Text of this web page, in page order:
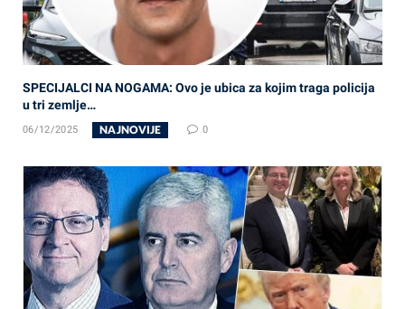
SPECIJALCI NA NOGAMA: Ovo je ubica za kojim traga policija
u tri zemlje…
06/12/2025 NAJNOVIJE 0